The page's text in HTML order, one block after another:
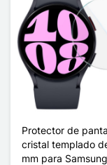
Protector de
cristal templado
mm para Samsung